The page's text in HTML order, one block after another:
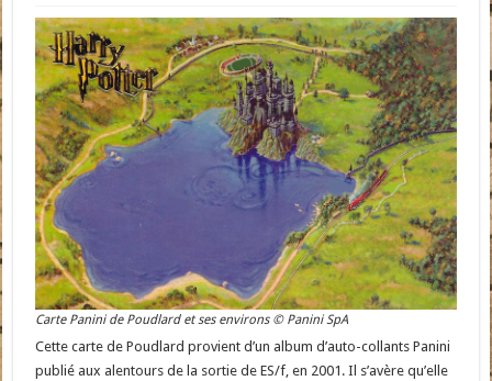
Carte Panini de Poudlard et ses environs © Panini SpA
Cette carte de Poudlard provient d’un album d’auto-collants Panini
publié aux alentours de la sortie de ES/f, en 2001. Il s’avère qu’elle